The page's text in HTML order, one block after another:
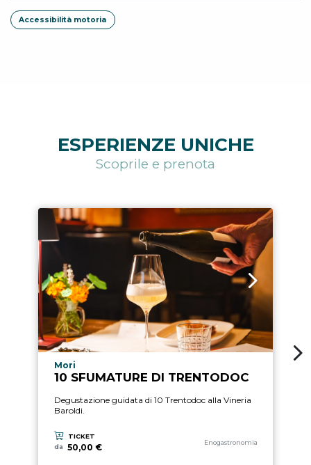
Accessibilità motoria
ESPERIENZE UNICHE
Scoprile e prenota
Località esperienza
Mori
10 SFUMATURE DI TRENTODOC
Degustazione guidata di 10 Trentodoc alla Vineria
Baroldi.
TICKET
da
50,00 €
Categoria esperienza
Enogastronomia